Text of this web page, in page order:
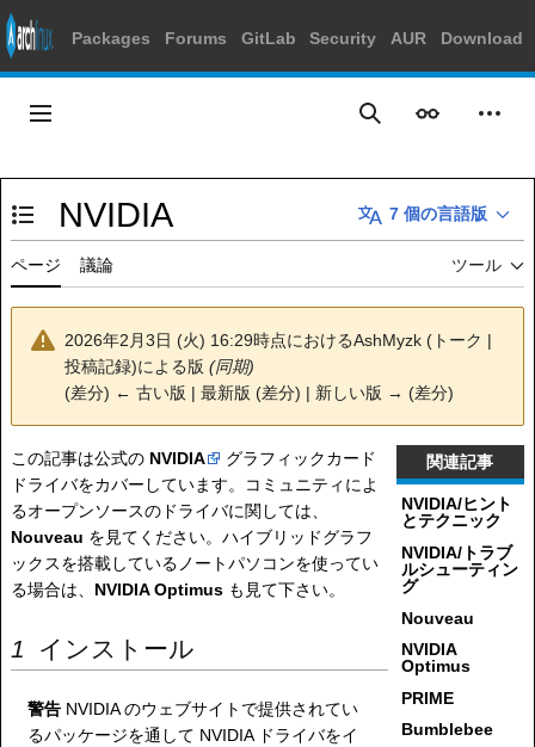
Packages Forums GitLab Security AUR Download
に
ス
キ
ッ
プ
メインメニュー 検索 表示 個人
目次の表示・非表示を切り替え
NVIDIA 7 個の言語版
ページ 議論 ツール
2026年2月3日 (火) 16:29時点におけるAshMyzk ( トーク |
投稿記録)による版 (同期)
(差分) ← 古い版 | 最新版 (差分) | 新しい版 → (差分)
関連記事
NVIDIA/ヒント
とテクニック
NVIDIA/トラブ
ルシューティン
グ
Nouveau
NVIDIA
Optimus
PRIME
Bumblebee
この記事は公式の NVIDIA
グラフィックカード
ドライバをカバーしています。コミュニティによ
るオープンソースのドライバに関しては、
Nouveau を見てください。ハイブリッドグラフ
ックスを搭載しているノートパソコンを使ってい
る場合は、 NVIDIA Optimus も見て下さい。
インストール
警告 NVIDIA のウェブサイトで提供されてい
るパッケージを通して NVIDIA ドライバをイ